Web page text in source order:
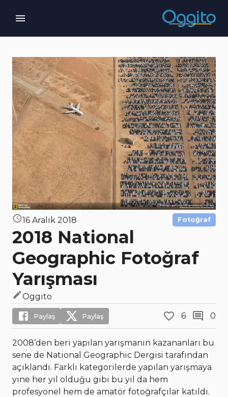
16 Aralık 2018 Fotoğraf
2018 National
Geographic Fotoğraf
Yarışması
Oggito
Paylaş Paylaş 6 0
2008’den beri yapılan yarışmanın kazananları bu
sene de National Geographic Dergisi tarafından
açıklandı. Farklı kategorilerde yapılan yarışmaya
yine her yıl olduğu gibi bu yıl da hem
profesyonel hem de amatör fotoğrafçılar katıldı.